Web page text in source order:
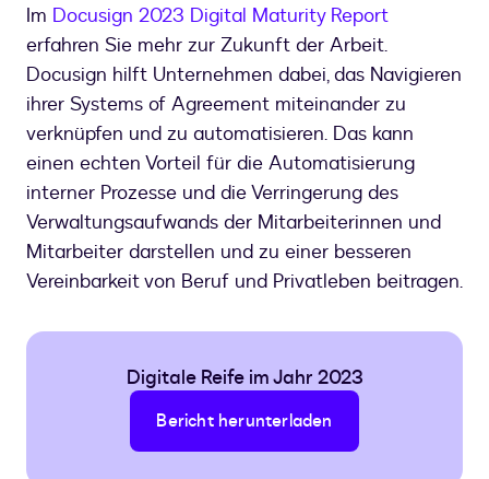
Im Docusign 2023 Digital Maturity Report
erfahren Sie mehr zur Zukunft der Arbeit.
Docusign hilft Unternehmen dabei, das Navigieren
ihrer Systems of Agreement miteinander zu
verknüpfen und zu automatisieren. Das kann
einen echten Vorteil für die Automatisierung
interner Prozesse und die Verringerung des
Verwaltungsaufwands der Mitarbeiterinnen und
Mitarbeiter darstellen und zu einer besseren
Vereinbarkeit von Beruf und Privatleben beitragen.
Digitale Reife im Jahr 2023
Bericht herunterladen